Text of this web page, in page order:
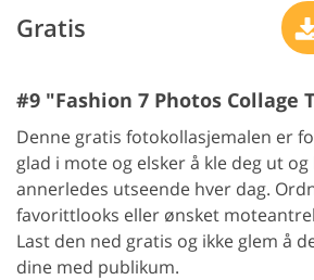
Gratis
#9 "Fashion 7 Photos Collage
Denne gratis fotokollasjemalen er
glad i mote og elsker å kle deg ut
annerledes utseende hver dag.
favorittlooks eller ønsket
Last den ned gratis og ikke glem å
dine med publikum.